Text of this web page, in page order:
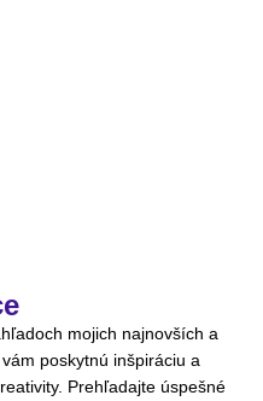
mojich najnovších a
poskytnú inšpiráciu a
Prehľadajte úspešné